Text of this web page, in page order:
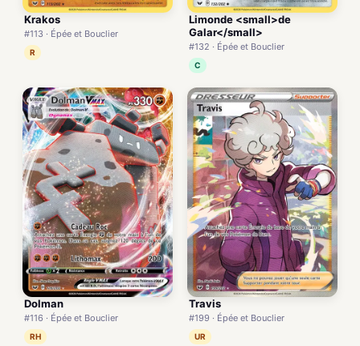
Krakos
#113 · Épée et Bouclier
R
Limonde <small>de
Galar</small>
#132 · Épée et Bouclier
C
Dolman
#116 · Épée et Bouclier
RH
Travis
#199 · Épée et Bouclier
UR